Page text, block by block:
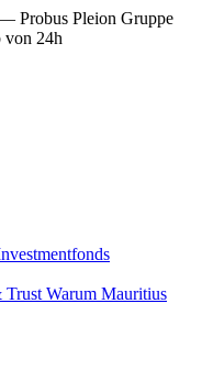
Probus Pleion Gruppe
von 24h
Trust Warum Mauritius